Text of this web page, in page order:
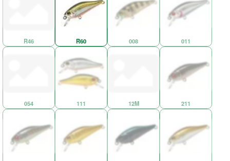
R46 R60 008 011
054 111 12M 211